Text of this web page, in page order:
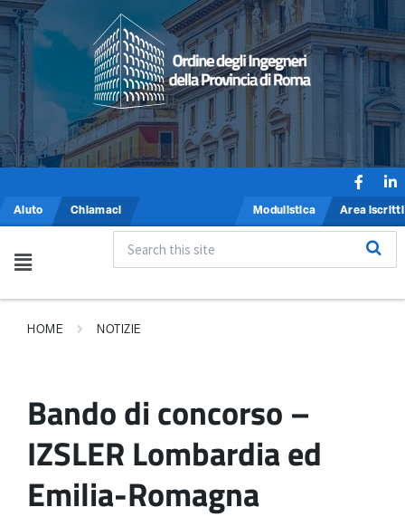
Aiuto Chiamaci Modulistica Area iscritti
HOME NOTIZIE
Bando di concorso –
IZSLER Lombardia ed
Emilia-Romagna